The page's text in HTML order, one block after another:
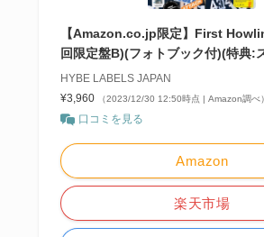
【Amazon.co.jp限定】First
回限定盤B)(フォトブック付)(特典:
HYBE LABELS JAPAN
¥3,960
（2023/12/30 12:50時点 | Amazon調べ）
口コミを見る
Amazon
楽天市場